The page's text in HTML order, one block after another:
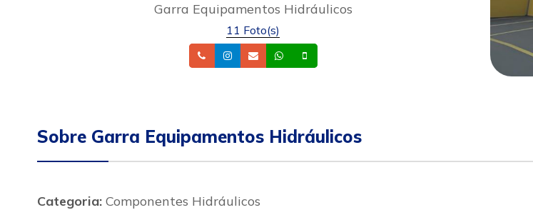
Garra Equipamentos Hidráulicos
11 Foto(s)
TelefoneInstagram
Email Whatsapp
Sobre Garra Equipamentos Hidráulicos
Categoria: Componentes Hidráulicos